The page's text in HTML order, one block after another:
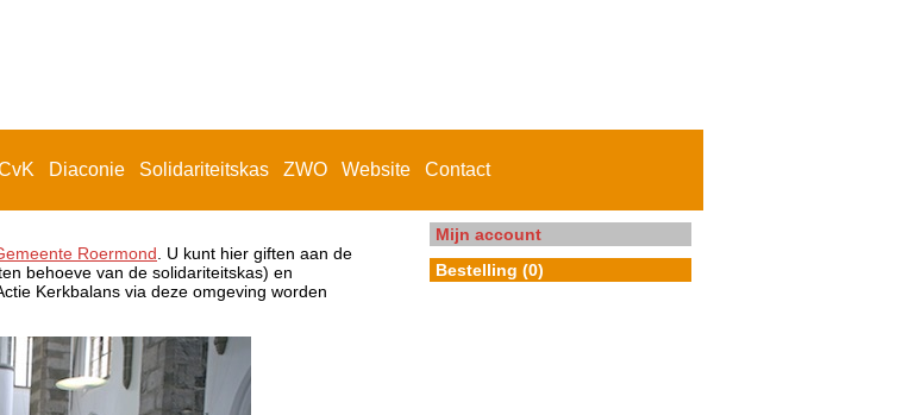
Diaconie Solidariteitskas ZWO Website Contact
Roermond . U kunt hier giften aan de
behoeve van de solidariteitskas) en
Kerkbalans via deze omgeving worden
Mijn account
Bestelling (0)